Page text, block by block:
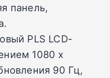
панель,
PLS LCD-
1080 x
90 Гц,